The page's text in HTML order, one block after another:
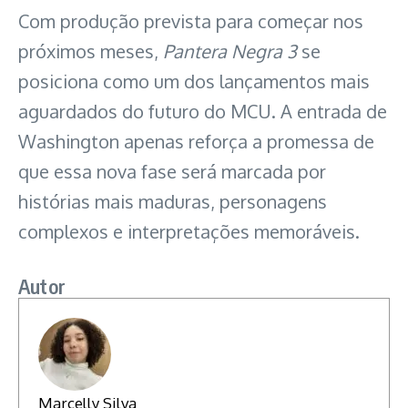
Com produção prevista para começar nos
próximos meses, Pantera Negra 3se
posiciona como um dos lançamentos mais
aguardados do futuro do MCU. A entrada de
Washington apenas reforça a promessa de
que essa nova fase será marcada por
histórias mais maduras, personagens
complexos e interpretações memoráveis.
Autor
Marcelly Silva